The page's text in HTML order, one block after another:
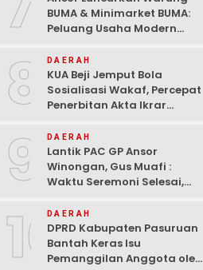
BUMA & Minimarket BUMA:
Peluang Usaha Modern
dan Bank Mandiri
8 DAERAH
KUA Beji Jemput Bola
Sosialisasi Wakaf, Percepat
Penerbitan Akta Ikrar
9 DAERAH
Lantik PAC GP Ansor
Winongan, Gus Muafi :
Waktu Seremoni Selesai,
10DAERAH
DPRD Kabupaten Pasuruan
Bantah Keras Isu
Pemanggilan Anggota oleh